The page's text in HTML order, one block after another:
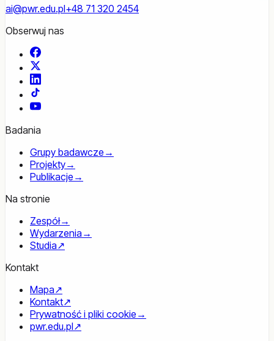
ai@pwr.edu.pl+48 71 320 2454
Obserwuj nas
Facebook
YouTube
Badania
Grupy badawcze →
Projekty→
Publikacje →
Na stronie
Zespół→
Wydarzenia →
Studia↗
Kontakt
Mapa↗
Kontakt↗
Prywatność i pliki cookie →
pwr.edu.pl↗